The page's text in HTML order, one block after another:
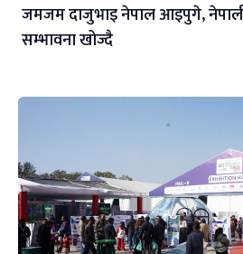
जमजम दाजुभाइ नेपाल आइपुगे,
सम्भावना खोज्दै